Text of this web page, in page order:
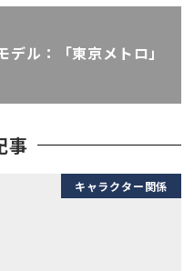
ル：「東京メトロ」
事
キャラクター関係